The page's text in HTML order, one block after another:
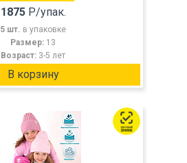
1875Р/упак.
5 шт. в упаковке
Размер: 13
Возраст: 3-5 лет